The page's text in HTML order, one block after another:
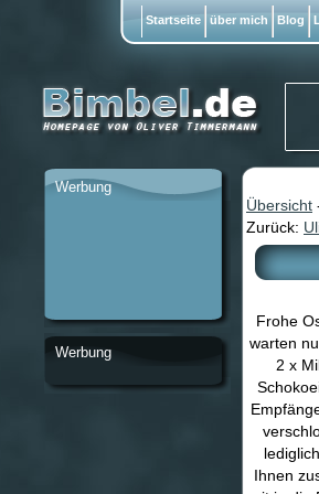
Übersicht
Zurück:
Frohe
warten
2 x
Ihnen
Werbung
Werbung
Startseite über mich Blog